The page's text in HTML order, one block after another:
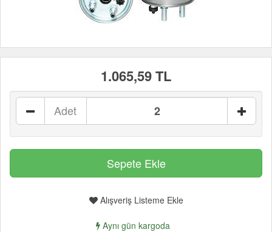
1.065,59 TL
Adet
Alışveriş Listeme Ekle
Aynı gün kargoda